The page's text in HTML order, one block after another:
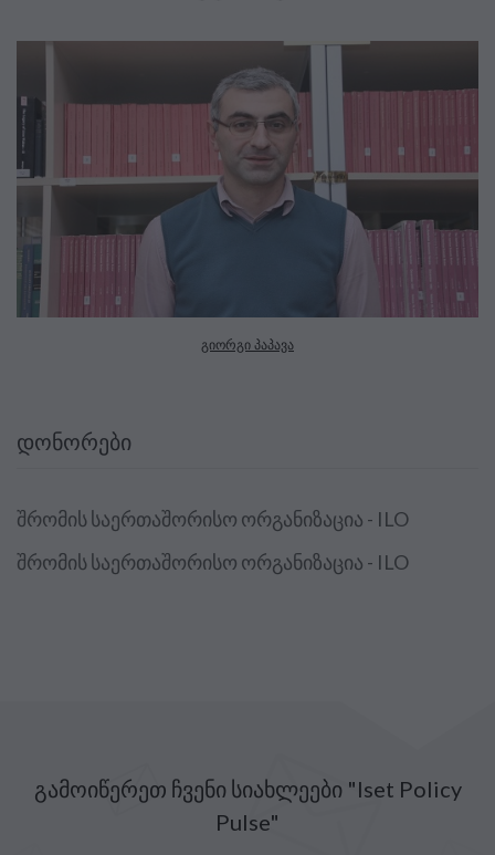
გიორგი პაპავა
ᲓᲝᲜᲝᲠᲔᲑᲘ
შრომის საერთაშორისო ორგანიზაცია - ILO
შრომის საერთაშორისო ორგანიზაცია - ILO
გამოიწერეთ ჩვენი სიახლეები "Iset Policy
Pulse"